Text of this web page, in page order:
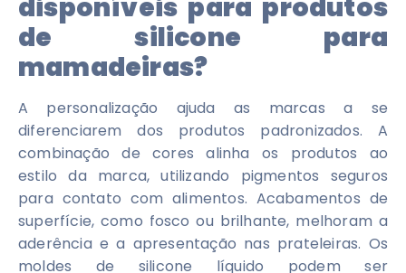
disponíveis para produtos
de silicone para
mamadeiras?
A personalização ajuda as marcas a se
diferenciarem dos produtos padronizados. A
combinação de cores alinha os produtos ao
estilo da marca, utilizando pigmentos seguros
para contato com alimentos. Acabamentos de
superfície, como fosco ou brilhante, melhoram a
aderência e a apresentação nas prateleiras. Os
moldes de silicone líquido podem ser